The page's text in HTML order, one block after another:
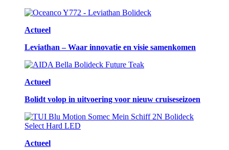
Actueel
Leviathan – Waar innovatie en visie samenkomen
Actueel
Bolidt volop in uitvoering voor nieuw cruiseseizoen
Actueel